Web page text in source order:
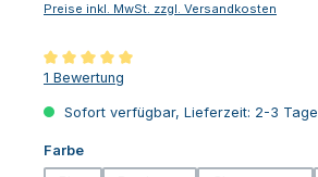
Preise inkl. MwSt. zzgl. Versandkosten
Durchschnittliche Bewertung von 5 von 5
1 Bewertung
Sofort verfügbar, Lieferzeit: 2-3 Tage
Farbeauswählen